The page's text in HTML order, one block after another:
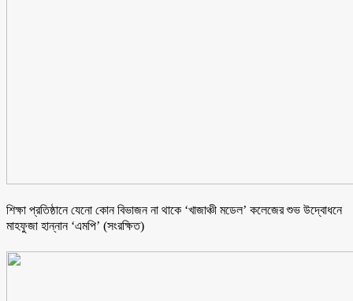
শিক্ষা প্রতিষ্ঠানে যেনো কোন বিভাজন না থাকে ‘খাজাঞ্চী মডেল’ কলেজের শুভ উদ্বোধনে
মাহফুজা হান্নান ‘এমপি’ (সংরক্ষিত)